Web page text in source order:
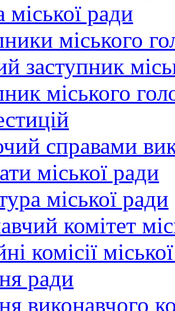
міської ради
міського
заступник
міського
справами
міської ради
міської ради
комітет
комісії
ради
виконавчого